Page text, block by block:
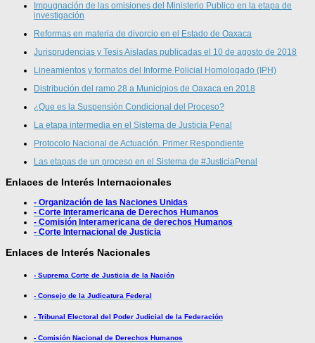
Impugnación de las omisiones del Ministerio Publico en la etapa de
investigación
Reformas en materia de divorcio en el Estado de Oaxaca
Jurisprudencias y Tesis Aisladas publicadas el 10 de agosto de 2018
Lineamientos y formatos del Informe Policial Homologado (IPH)
Distribución del ramo 28 a Municipios de Oaxaca en 2018
¿Que es la Suspensión Condicional del Proceso?
La etapa intermedia en el Sistema de Justicia Penal
Protocolo Nacional de Actuación. Primer Respondiente
Las etapas de un proceso en el Sistema de #JusticiaPenal
Enlaces de Interés Internacionales
- Organización de las Naciones Unidas
- Corte Interamericana de Derechos Humanos
- Comisión Interamericana de derechos Humanos
- Corte Internacional de Justicia
Enlaces de Interés Nacionales
- Suprema Corte de Justicia de la Nación
- Consejo de la Judicatura Federal
- Tribunal Electoral del Poder Judicial de la Federación
- Comisión Nacional de Derechos Humanos